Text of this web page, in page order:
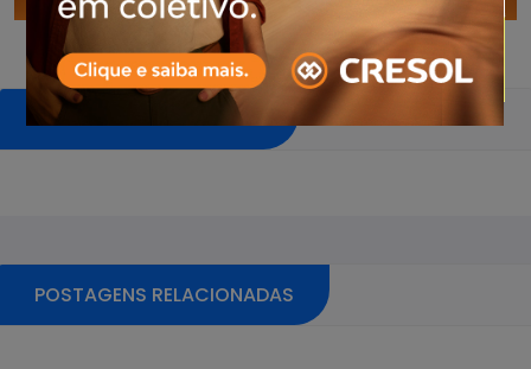
COMENTÁRIOS
Pular sessão de comentários
POSTAGENS RELACIONADAS